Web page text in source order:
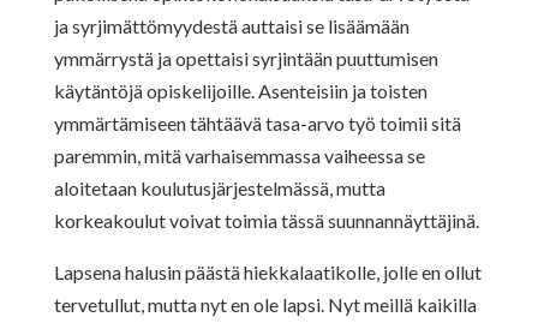
ja syrjimättömyydestä auttaisi se lisäämään
ymmärrystä ja opettaisi syrjintään puuttumisen
käytäntöjä opiskelijoille. Asenteisiin ja toisten
ymmärtämiseen tähtäävä tasa-arvo työ toimii sitä
paremmin, mitä varhaisemmassa vaiheessa se
aloitetaan koulutusjärjestelmässä, mutta
korkeakoulut voivat toimia tässä suunnannäyttäjinä.
Lapsena halusin päästä hiekkalaatikolle, jolle en ollut
tervetullut, mutta nyt en ole lapsi. Nyt meillä kaikilla